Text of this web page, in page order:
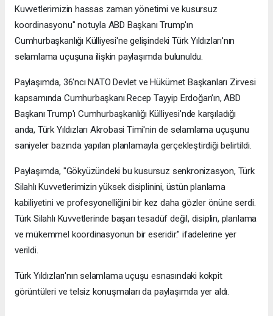
Kuvvetlerimizin hassas zaman yönetimi ve kusursuz
koordinasyonu" notuyla ABD Başkanı Trump'ın
Cumhurbaşkanlığı Külliyesi'ne gelişindeki Türk Yıldızları'nın
selamlama uçuşuna ilişkin paylaşımda bulunuldu.
Paylaşımda, 36'ncı NATO Devlet ve Hükümet Başkanları Zirvesi
kapsamında Cumhurbaşkanı Recep Tayyip Erdoğan'ın, ABD
Başkanı Trump'ı Cumhurbaşkanlığı Külliyesi'nde karşıladığı
anda, Türk Yıldızları Akrobasi Timi'nin de selamlama uçuşunu
saniyeler bazında yapılan planlamayla gerçekleştirdiği belirtildi.
Paylaşımda, "Gökyüzündeki bu kusursuz senkronizasyon, Türk
Silahlı Kuvvetlerimizin yüksek disiplinini, üstün planlama
kabiliyetini ve profesyonelliğini bir kez daha gözler önüne serdi.
Türk Silahlı Kuvvetlerinde başarı tesadüf değil, disiplin, planlama
ve mükemmel koordinasyonun bir eseridir." ifadelerine yer
verildi.
Türk Yıldızları'nın selamlama uçuşu esnasındaki kokpit
görüntüleri ve telsiz konuşmaları da paylaşımda yer aldı.